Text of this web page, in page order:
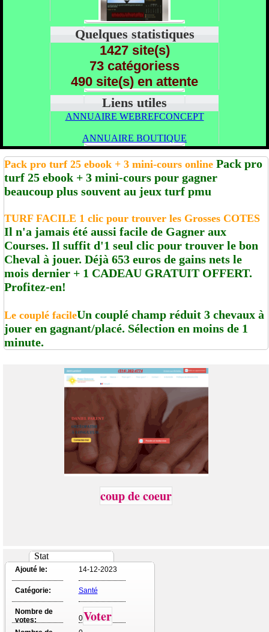
Quelques statistiques
1427 site(s)
73 catégoriess
490 site(s) en attente
Liens utiles
ANNUAIRE WEBREFCONCEPT
ANNUAIRE BOUTIQUE
Pack pro turf 25 ebook + 3 mini-cours online Pack pro
turf 25 ebook + 3 mini-cours pour gagner
beaucoup plus souvent au jeux turf pmu
TURF FACILE 1 clic pour trouver les Grosses COTES
Il n'a jamais été aussi facile de Gagner aux
Courses. Il suffit d'1 seul clic pour trouver le bon
Cheval à jouer. Déjà 653 euros de gains nets le
mois dernier + 1 CADEAU GRATUIT OFFERT.
Profitez-en!
Le couplé facileUn couplé champ réduit 3 chevaux à
jouer en gagnant/placé. Sélection en moins de 1
minute.
coup de coeur
Stat
Ajouté le: 14-12-2023
Catégorie: Santé
Nombre de
votes:
0Voter